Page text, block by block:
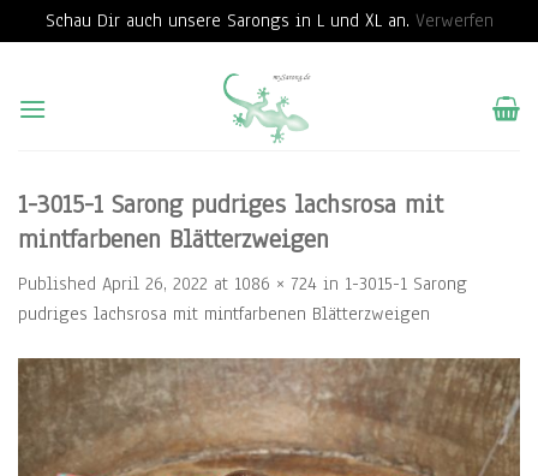
Schau Dir auch unsere Sarongs in L und XL an. Verwerfen
content
1-3015-1 Sarong pudriges lachsrosa mit
mintfarbenen Blätterzweigen
Published April 26, 2022 at 1086 × 724 in 1-3015-1 Sarong
pudriges lachsrosa mit mintfarbenen Blätterzweigen